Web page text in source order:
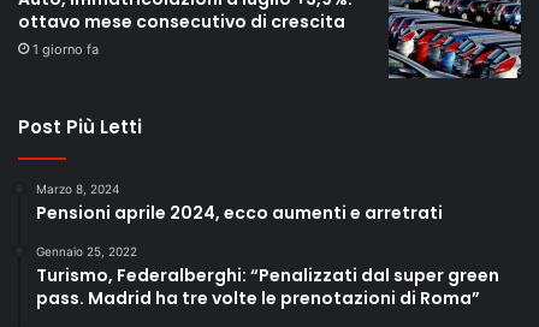
ottavo mese consecutivo di crescita
1 giorno fa
Post Più Letti
Marzo 8, 2024
Pensioni aprile 2024, ecco aumenti e arretrati
Gennaio 25, 2022
Turismo, Federalberghi: “Penalizzati dal super green
pass. Madrid ha tre volte le prenotazioni di Roma”